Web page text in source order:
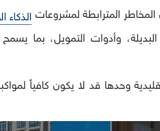
المترابطة لمشروعات
وأدوات التمويل، بما
وحدها قد لا يكون كافياً